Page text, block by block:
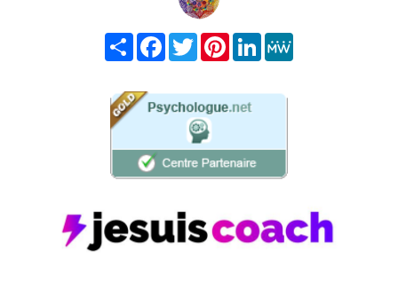
Share FacebookTwitterPinterest
LinkedIn